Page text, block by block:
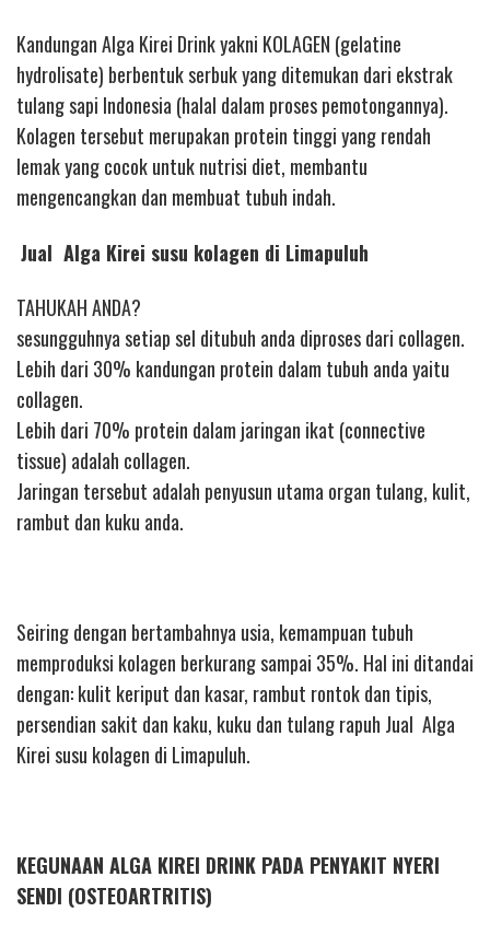
Kandungan Alga Kirei Drink yakni KOLAGEN (gelatine
hydrolisate) berbentuk serbuk yang ditemukan dari ekstrak
tulang sapi Indonesia (halal dalam proses pemotongannya).
Kolagen tersebut merupakan protein tinggi yang rendah
lemak yang cocok untuk nutrisi diet, membantu
mengencangkan dan membuat tubuh indah.
Jual Alga Kirei susu kolagen di Limapuluh
TAHUKAH ANDA?
sesungguhnya setiap sel ditubuh anda diproses dari collagen.
Lebih dari 30% kandungan protein dalam tubuh anda yaitu
collagen.
Lebih dari 70% protein dalam jaringan ikat (connective
tissue) adalah collagen.
Jaringan tersebut adalah penyusun utama organ tulang, kulit,
rambut dan kuku anda.
Seiring dengan bertambahnya usia, kemampuan tubuh
memproduksi kolagen berkurang sampai 35%. Hal ini ditandai
dengan: kulit keriput dan kasar, rambut rontok dan tipis,
persendian sakit dan kaku, kuku dan tulang rapuh Jual Alga
Kirei susu kolagen di Limapuluh.
KEGUNAAN ALGA KIREI DRINK PADA PENYAKIT NYERI
SENDI (OSTEOARTRITIS)